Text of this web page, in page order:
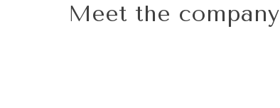
Meet the company